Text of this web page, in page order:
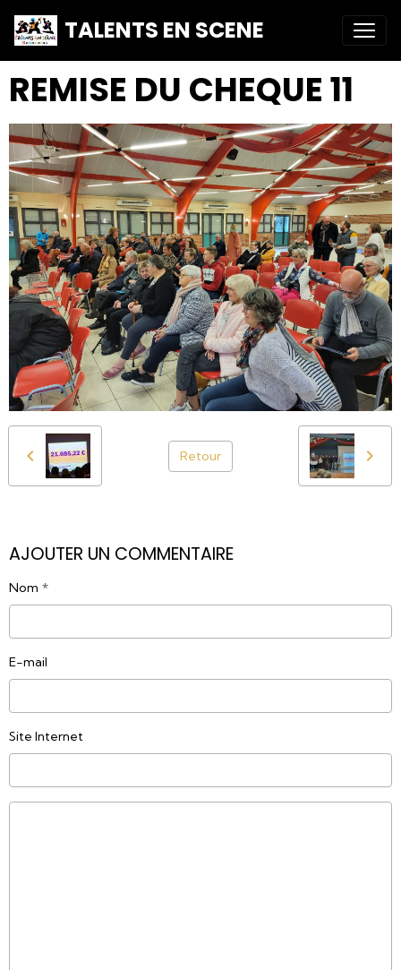
TALENTS EN SCENE
REMISE DU CHEQUE 11
Retour
AJOUTER UN COMMENTAIRE
Nom
E-mail
Site Internet